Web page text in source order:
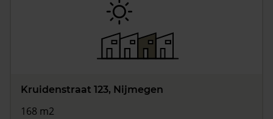
Kruidenstraat 123, Nijmegen
168 m2